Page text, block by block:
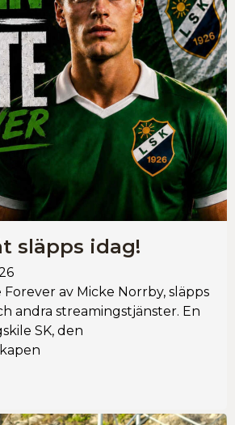
släpps idag!
av Micke Norrby, släpps
andra streamingstjänster. En
SK, den